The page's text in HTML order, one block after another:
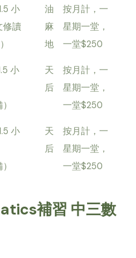
小
修讀
油
麻
地
按月計，一
星期一堂，
一堂$250
小
天
后
按月計，一
星期一堂，
一堂$250
小
天
后
按月計，一
星期一堂，
一堂$250
補習 中三數